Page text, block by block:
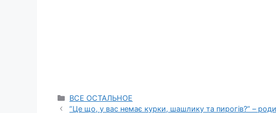
Categories
ВСЕ ОСТАЛЬНОЕ
”Це що, у вас немає курки, шашлику та пирогів?” –